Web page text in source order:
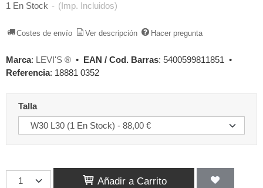
1 En Stock - (Imp. Incluidos)
Costes de envío Ver descripción Hacer pregunta
Marca: LEVI'S ® • EAN / Cod. Barras: 5400599811851 •
Referencia: 18881 0352
Talla
Añadir a Carrito